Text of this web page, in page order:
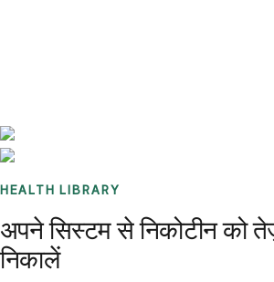
HEALTH LIBRARY
अपने सिस्टम से निकोटीन को
निकालें